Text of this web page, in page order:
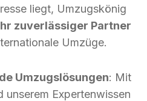
liegt, Umzugskönig
zuverlässiger Partner
Umzüge.
Umzugslösungen: Mit
unserem Expertenwissen